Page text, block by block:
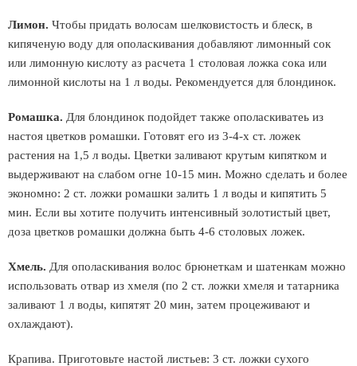
Лимон. Чтобы придать волосам шелковистость и блеск, в
кипяченую воду для ополаскивания добавляют лимонный сок
или лимонную кислоту аз расчета 1 столовая ложка сока или
лимонной кислоты на 1 л воды. Рекомендуется для блондинок.
Ромашка. Для блондинок подойдет также ополаскиватеь из
настоя цветков ромашки. Готовят его из 3-4-х ст. ложек
растения на 1,5 л воды. Цветки заливают крутым кипятком и
выдерживают на слабом огне 10-15 мин. Можно сделать и более
экономно: 2 ст. ложки ромашки залить 1 л воды и кипятить 5
мин. Если вы хотите получить интенсивный золотистый цвет,
доза цветков ромашки должна быть 4-6 столовых ложек.
Хмель. Для ополаскивания волос брюнеткам и шатенкам можно
использовать отвар из хмеля (по 2 ст. ложки хмеля и татарника
заливают 1 л воды, кипятят 20 мин, затем процеживают и
охлаждают).
Крапива. Приготовьте настой листьев: 3 ст. ложки сухого